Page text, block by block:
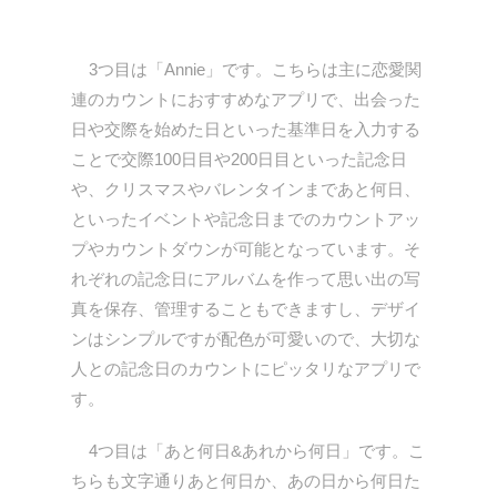
3つ目は「Annie」です。こちらは主に恋愛関
連のカウントにおすすめなアプリで、出会った
日や交際を始めた日といった基準日を入力する
ことで交際100日目や200日目といった記念日
や、クリスマスやバレンタインまであと何日、
といったイベントや記念日までのカウントアッ
プやカウントダウンが可能となっています。そ
れぞれの記念日にアルバムを作って思い出の写
真を保存、管理することもできますし、デザイ
ンはシンプルですが配色が可愛いので、大切な
人との記念日のカウントにピッタリなアプリで
す。
4つ目は「あと何日&あれから何日」です。こ
ちらも文字通りあと何日か、あの日から何日た